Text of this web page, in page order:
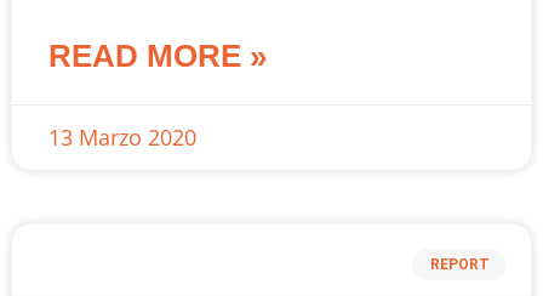
READ MORE »
13 Marzo 2020
REPORT